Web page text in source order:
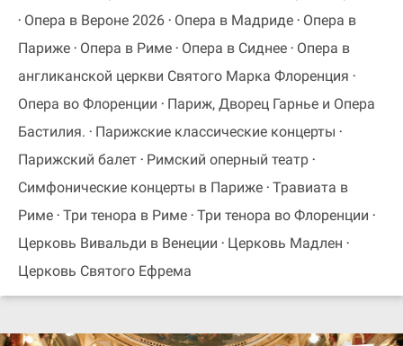
Опера в Вероне 2026
Опера в Мадриде
Опера в
Париже
Опера в Риме Опера в Сиднее
Опера в
англиканской церкви Святого Марка Флоренция
Опера во Флоренции
Париж, Дворец Гарнье и Опера
Бастилия.
Парижские классические концерты
Парижский балет
Римский оперный театр
Симфонические концерты в Париже Травиата в
Риме Три тенора в Риме Три тенора во Флоренции
Церковь Вивальди в Венеции
Церковь Мадлен
Церковь Святого Ефрема